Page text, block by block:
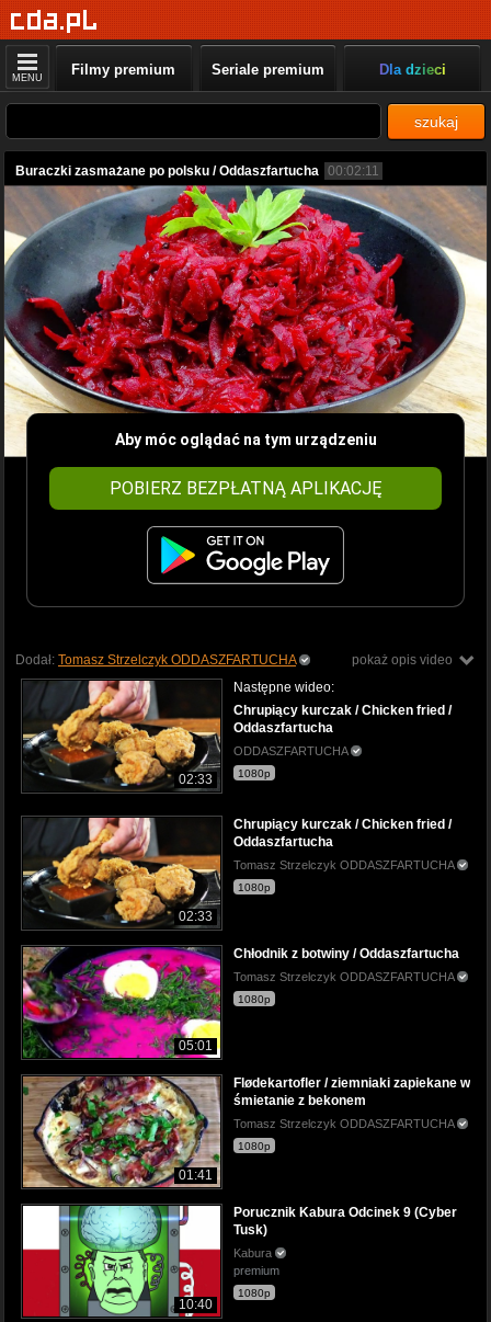
MENU Filmy premium Seriale premium Dla dzieci
szukaj
Buraczki zasmażane po polsku / Oddaszfartucha 00:02:11
Aby móc oglądać na tym urządzeniu
POBIERZ BEZPŁATNĄ APLIKACJĘ
pokaż opis video
Dodał: Tomasz Strzelczyk ODDASZFARTUCHA
02:33
Następne wideo:
Chrupiący kurczak / Chicken fried /
Oddaszfartucha
ODDASZFARTUCHA
1080p
02:33
Chrupiący kurczak / Chicken fried /
Oddaszfartucha
Tomasz Strzelczyk ODDASZFARTUCHA
1080p
05:01
Chłodnik z botwiny / Oddaszfartucha
Tomasz Strzelczyk ODDASZFARTUCHA
1080p
01:41
Flødekartofler / ziemniaki zapiekane w
śmietanie z bekonem
Tomasz Strzelczyk ODDASZFARTUCHA
1080p
10:40
Porucznik Kabura Odcinek 9 (Cyber
Tusk)
Kabura
premium
1080p